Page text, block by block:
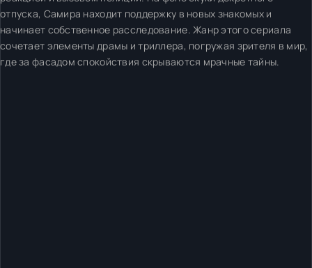
отпуска, Самира находит поддержку в новых знакомых и
начинает собственное расследование. Жанр этого сериала
сочетает элементы драмы и триллера, погружая зрителя в мир,
где за фасадом спокойствия скрываются мрачные тайны.